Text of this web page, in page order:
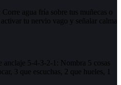
agua fría sobre tus muñecas o
tu nervio vago y señalar calma
anclaje 5-4-3-2-1: Nombra 5 cosas
3 que escuchas, 2 que hueles, 1